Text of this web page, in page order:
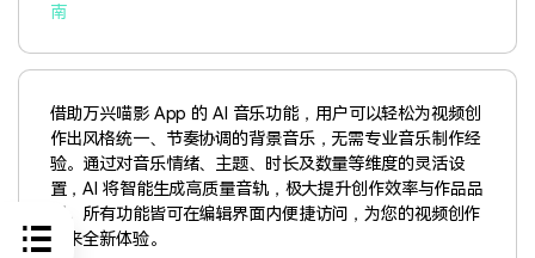
南
借助万兴喵影 App 的 AI 音乐功能，用户可以轻松为视频创
作出风格统一、节奏协调的背景音乐，无需专业音乐制作经
验。通过对音乐情绪、主题、时长及数量等维度的灵活设
置，AI 将智能生成高质量音轨，极大提升创作效率与作品品
质。所有功能皆可在编辑界面内便捷访问，为您的视频创作
带来全新体验。